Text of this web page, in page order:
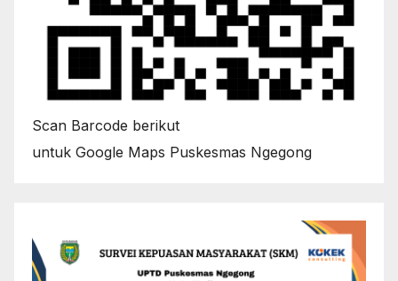
Scan Barcode berikut
untuk Google Maps Puskesmas Ngegong